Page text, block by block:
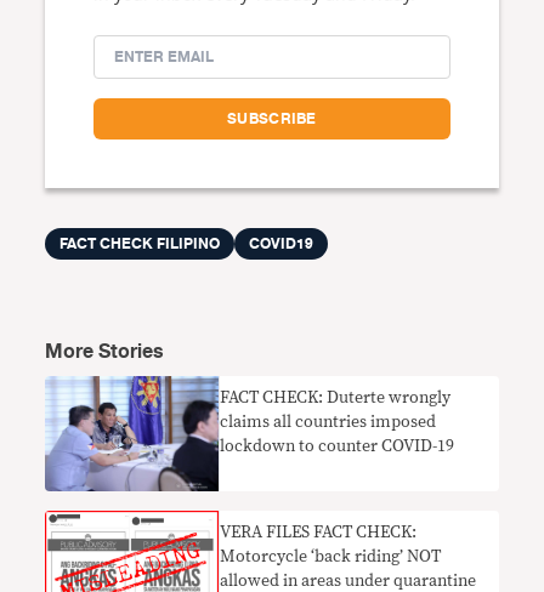
FACT CHECK FILIPINO COVID19
More Stories
FACT CHECK: Duterte wrongly
claims all countries imposed
lockdown to counter COVID-19
VERA FILES FACT CHECK:
Motorcycle ‘back riding’ NOT
allowed in areas under quarantine